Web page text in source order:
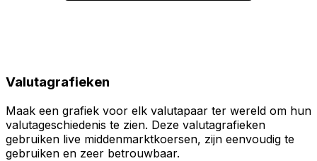
Valutagrafieken
Maak een grafiek voor elk valutapaar ter wereld om hun
valutageschiedenis te zien. Deze valutagrafieken
gebruiken live middenmarktkoersen, zijn eenvoudig te
gebruiken en zeer betrouwbaar.